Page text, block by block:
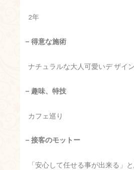
2年
– 得意な施術
ナチュラルな大人可愛いデ ザイン
– 趣味、特技
カフェ巡り
– 接客のモットー
「安心して任せる事が出来る」